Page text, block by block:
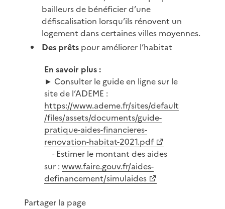
bailleurs de bénéficier d’une
défiscalisation lorsqu’ils rénovent un
logement dans certaines villes moyennes.
Des prêts pour améliorer l’habitat
En savoir plus :
► Consulter le guide en ligne sur le
site de l’ADEME :
https://www.ademe.fr/sites/default
/files/assets/documents/guide-
pratique-aides-financieres-
renovation-habitat-2021.pdf
-Estimer le montant des aides
sur : www.faire.gouv.fr/aides-
definancement/simulaides
Partager la page